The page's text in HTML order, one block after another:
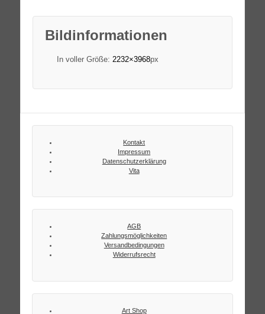
Bildinformationen
In voller Größe: 2232×3968px
Kontakt
Impressum
Datenschutzerklärung
Vita
AGB
Zahlungsmöglichkeiten
Versandbedingungen
Widerrufsrecht
Art Shop